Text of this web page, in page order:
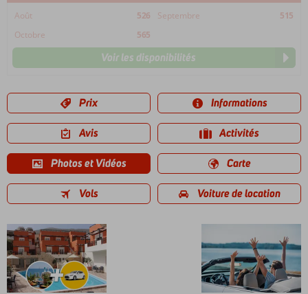
Août 526 Septembre
515
Octobre
565
Voir les disponibilités
Prix Informations
Avis Activités
Photos et Vidéos Carte
Vols Voiture de location